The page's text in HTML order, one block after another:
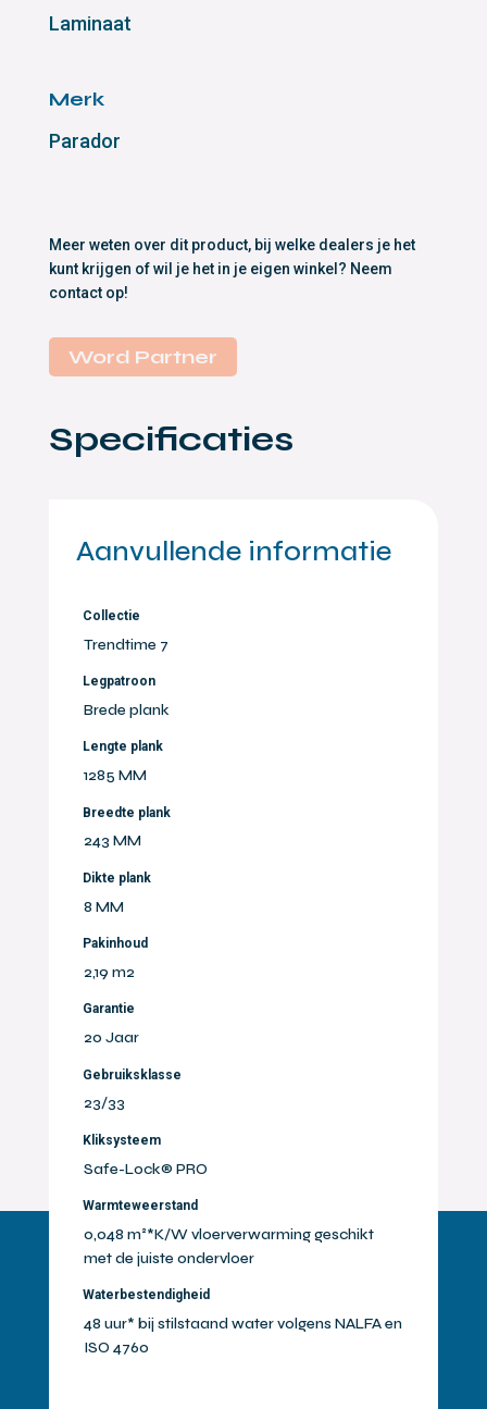
Laminaat
Merk
Parador
Meer weten over dit product, bij welke dealers je het
kunt krijgen of wil je het in je eigen winkel? Neem
contact op!
Word Partner
Specificaties
Aanvullende informatie
Collectie
Trendtime 7
Legpatroon
Brede plank
Lengte plank
1285 MM
Breedte plank
243 MM
Dikte plank
8 MM
Pakinhoud
2,19 m2
Garantie
20 Jaar
Gebruiksklasse
23/33
Kliksysteem
Safe-Lock® PRO
Warmteweerstand
0,048 m²*K/W vloerverwarming geschikt
met de juiste ondervloer
Waterbestendigheid
48 uur* bij stilstaand water volgens NALFA en
ISO 4760